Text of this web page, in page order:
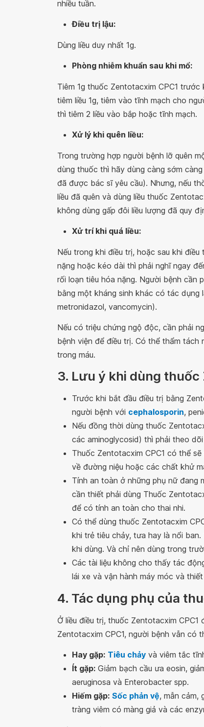
nhiều tuần.
Điều trị lậu:
Dùng liều duy nhất 1g.
Phòng nhiễm khuẩn sau khi mổ:
Tiêm 1g thuốc Zentotacxim CPC1
tiêm liều 1g, tiêm vào tĩnh mạch cho
thì tiêm 2 liều vào bắp hoặc tĩnh mạch.
Xử lý khi quên liều:
Trong trường hợp người bệnh lỡ quên
dùng thuốc thì hãy dùng càng sớm
đã được bác sĩ yêu cầu). Nhưng, nếu
liều đã quên và dùng liều thuốc
không dùng gấp đôi liều lượng đã quy
Xử trí khi quá liều:
Nếu trong khi điều trị, hoặc sau khi
nặng hoặc kéo dài thì phải nghĩ ngay
rối loạn tiêu hóa nặng. Người bệnh cần
bằng một kháng sinh khác có tác dụng
metronidazol, vancomycin).
Nếu có triệu chứng ngộ độc, cần phải
bệnh viện để điều trị. Có thể thẩm tách
trong máu.
3. Lưu ý khi dùng thuốc
Trước khi bắt đầu điều trị bằng
người bệnh với cephalosporin,
Nếu đồng thời dùng thuốc
các aminoglycosid) thì phải theo
Thuốc Zentotacxim CPC1 có thể
về đường niệu hoặc các chất khử
Tính an toàn ở những phụ nữ đang
cần thiết phải dùng Thuốc
để có tính an toàn cho thai nhi.
Có thể dùng thuốc Zentotacxim
khi trẻ tiêu chảy, tưa hay là nổi
khi dùng. Và chỉ nên dùng trong
Các tài liệu không cho thấy tác
lái xe và vận hành máy móc và
4. Tác dụng phụ của
Ở liều điều trị, thuốc Zentotacxim
Zentotacxim CPC1, người bệnh vẫn có
Hay gặp: Tiêu chảy và viêm tắc
Ít gặp: Giảm bạch cầu ưa eosin,
aeruginosa và Enterobacter spp.
Hiếm gặp: Sốc phản vệ, mẫn cảm,
tràng viêm có màng giả và các